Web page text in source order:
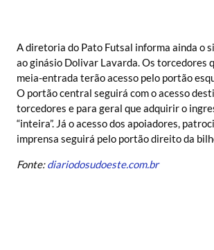
A diretoria do Pato Futsal informa ainda o
ao ginásio Dolivar Lavarda. Os torcedores
meia-entrada terão acesso pelo portão
O portão central seguirá com o acesso
torcedores e para geral que adquirir o
“inteira”. Já o acesso dos apoiadores,
imprensa seguirá pelo portão direito da
Fonte:diariodosudoeste.com.br